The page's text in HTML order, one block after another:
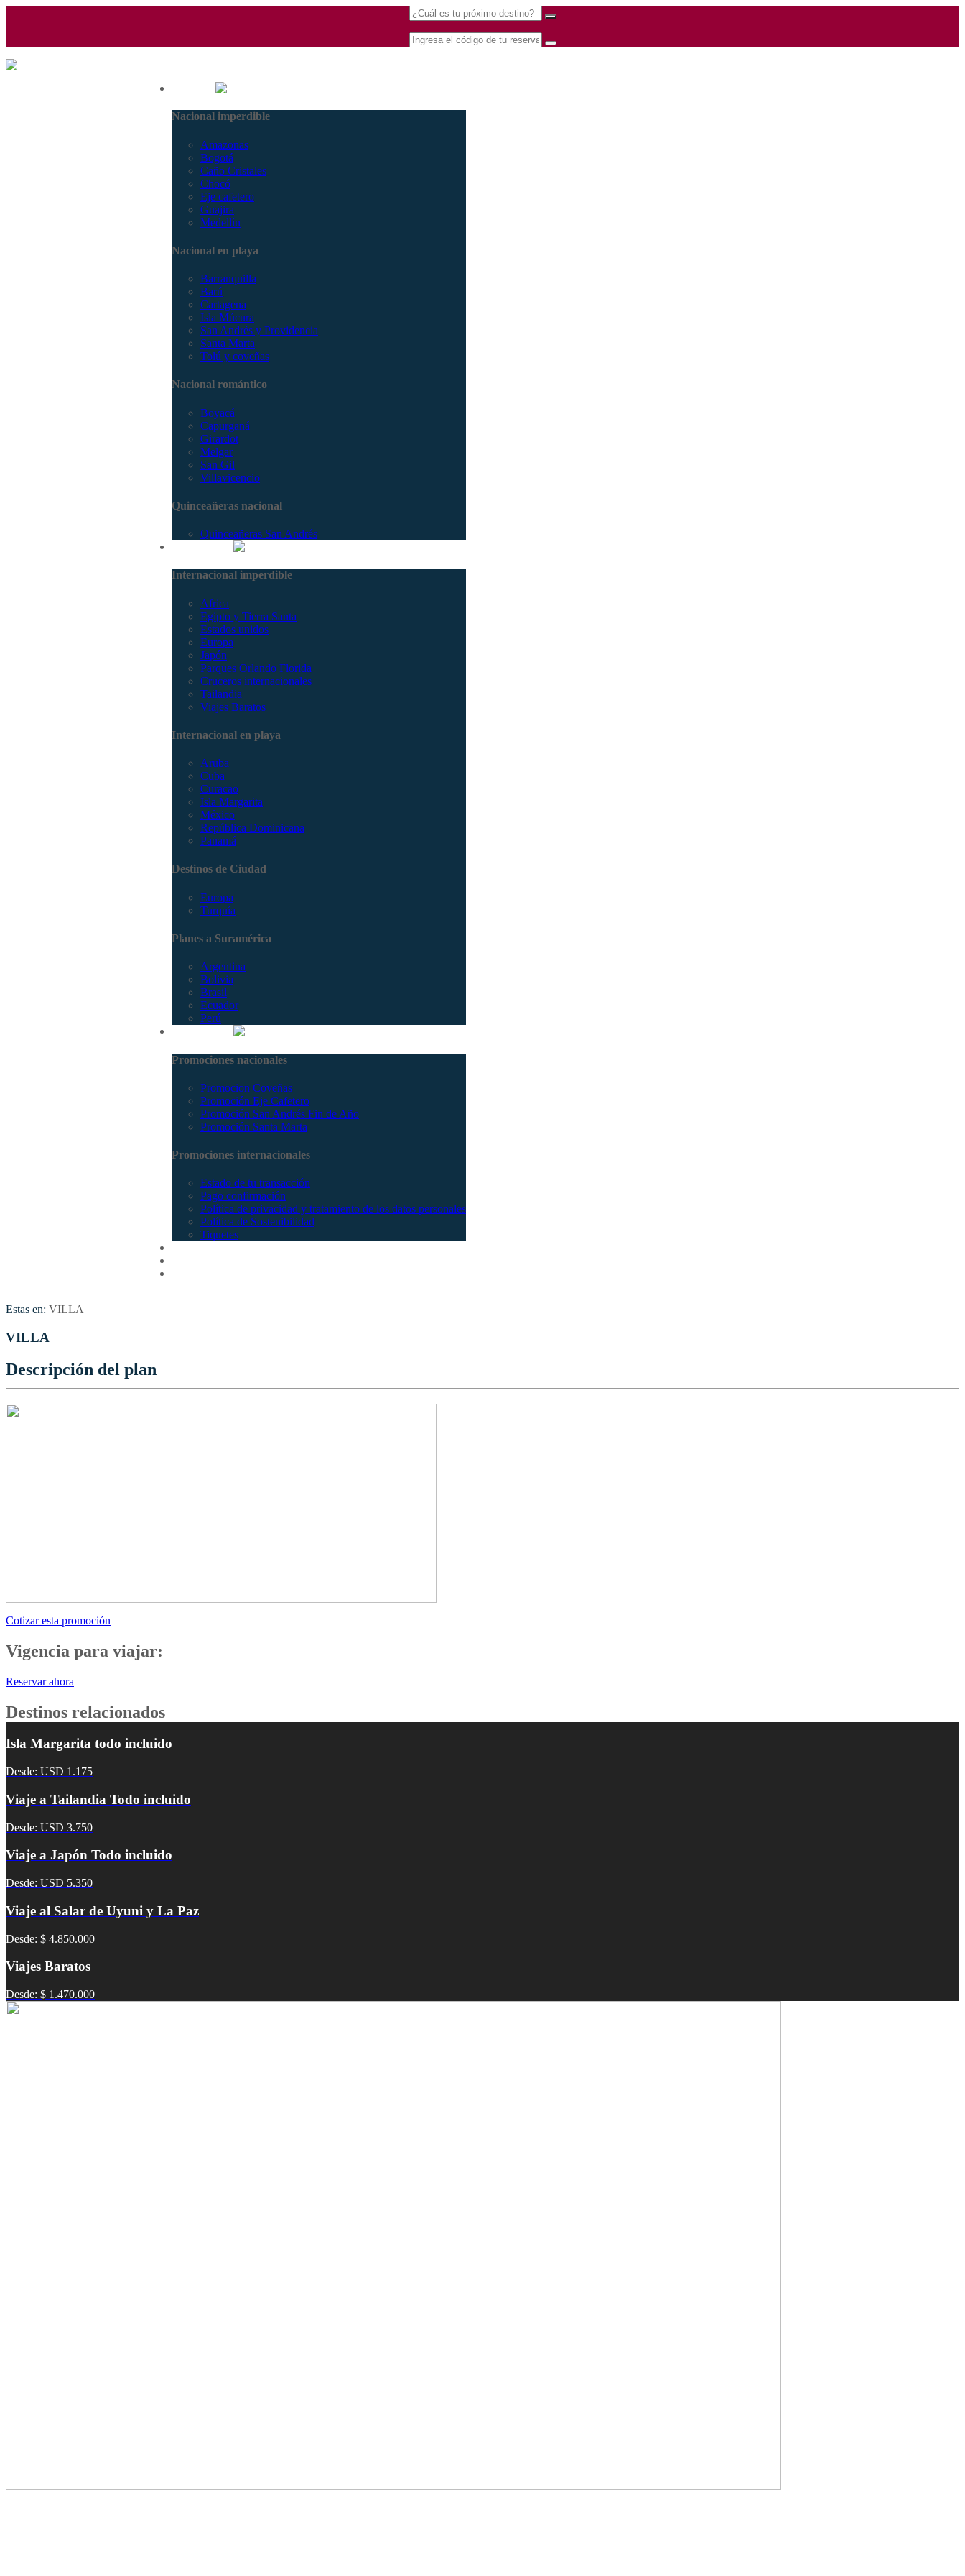
Nacional imperdible
Amazonas
Bogotá
Caño Cristales
Chocó
Eje cafetero
Guajira
Medellín
Nacional en playa
Barranquilla
Barú
Cartagena
Isla Múcura
San Andrés y Providencia
Santa Marta
Tolú y coveñas
Nacional romántico
Boyacá
Capurganá
Girardot
Melgar
San Gil
Villavicencio
Quinceañeras nacional
Quinceañeras San Andrés
Internacional imperdible
Africa
Egipto y Tierra Santa
Estados unidos
Europa
Japón
Parques Orlando Florida
Cruceros internacionales
Tailandia
Viajes Baratos
Internacional en playa
Aruba
Cuba
Curacao
Isla Margarita
México
República Dominicana
Panamá
Destinos de Ciudad
Europa
Turquía
Planes a Suramérica
Argentina
Bolivia
Brasil
Ecuador
Perú
Promociones nacionales
Promocion Coveñas
Promoción Eje Cafetero
Promoción San Andrés Fin de Año
Promoción Santa Marta
Promociones internacionales
Estado de tu transacción
Pago confirmación
Política de privacidad y tratamiento de los datos personales
Política de Sostenibilidad
Tiquetes
Estas en: VILLA
VILLA
Descripción del plan
Cotizar esta promoción
Vigencia para viajar:
Reservar ahora
Destinos relacionados
Isla Margarita todo incluido
Desde: USD 1.175
Viaje a Tailandia Todo incluido
Desde: USD 3.750
Viaje a Japón Todo incluido
Desde: USD 5.350
Viaje al Salar de Uyuni y La Paz
Desde: $ 4.850.000
Viajes Baratos
Desde: $ 1.470.000